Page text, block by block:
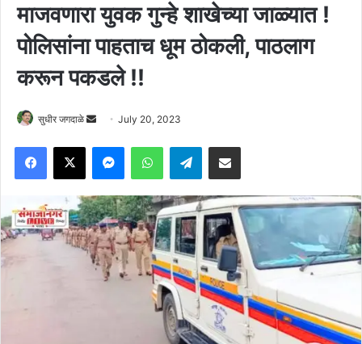
माजवणारा युवक गुन्हे शाखेच्या जाळ्यात !
पोलिसांना पाहताच धूम ठोकली, पाठलाग
करून पकडले !!
सुधीर जगदाळे
Send
email
July 20, 2023
Facebook
X MessengerWhatsAppTelegramShare via Email